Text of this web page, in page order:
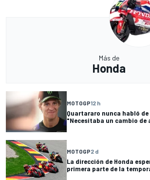
Más de
Honda
MOTOGP12 h
Quartararo nunca habló de
"Necesitaba un cambio de
MOTOGP2 d
La dirección de Honda
primera parte de la